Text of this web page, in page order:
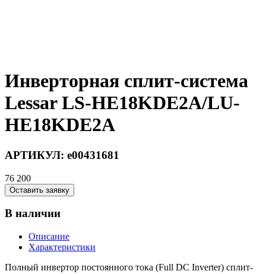
Инверторная сплит-система
Lessar LS-HE18KDE2A/LU-
HE18KDE2A
АРТИКУЛ: e00431681
76 200
Оставить заявку
В наличии
Описание
Характеристики
Полный инвертор постоянного тока (Full DC Inverter) сплит-